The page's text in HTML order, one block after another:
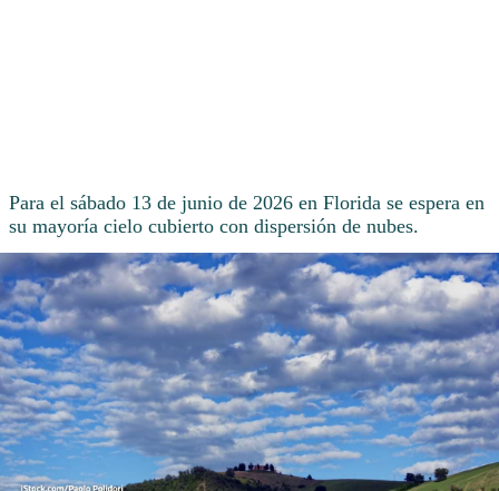
Para el sábado 13 de junio de 2026 en Florida se espera en
su mayoría cielo cubierto con dispersión de nubes.